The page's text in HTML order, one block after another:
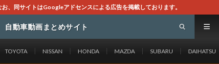
広告を掲載しております。
自動車動画まとめサイト
TOYOTA NISSAN HONDA MAZDA SUBARU DAIHATSU